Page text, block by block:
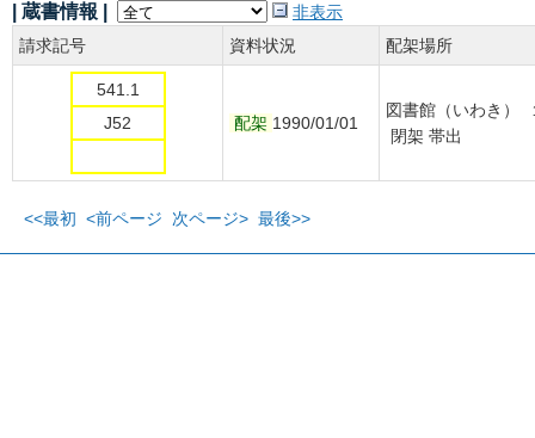
| 蔵書情報 |
非表示
請求記号
資料状況 配架場所
541.1
J52
配架 1990/01/01
図書館（いわき）
閉架 帯出
<<最初 <前ページ 次ページ> 最後>>